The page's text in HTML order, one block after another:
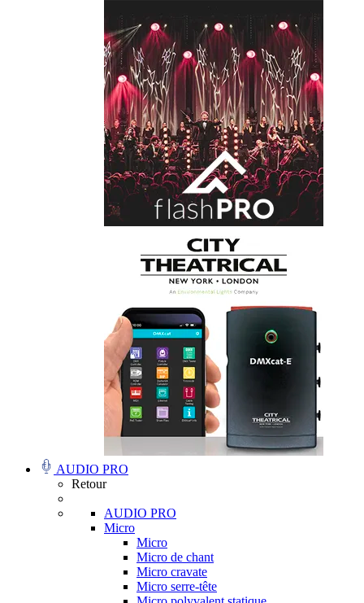
AUDIO PRO
Retour
AUDIO PRO
Micro
Micro
Micro de chant
Micro cravate
Micro serre-tête